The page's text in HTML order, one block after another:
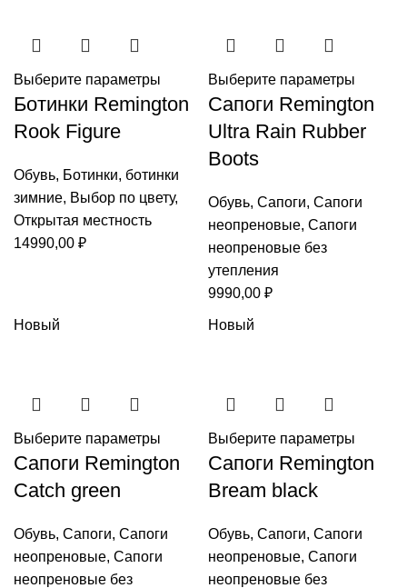
Выберите параметры
Ботинки Remington
Rook Figure
Обувь, Ботинки, ботинки
зимние, Выбор по цвету,
Открытая местность
14990,00 ₽
Выберите параметры
Сапоги Remington
Ultra Rain Rubber
Boots
Обувь, Сапоги, Сапоги
неопреновые, Сапоги
неопреновые без
утепления
9990,00 ₽
Новый
Выберите параметры
Сапоги Remington
Catch green
Обувь, Сапоги, Сапоги
неопреновые, Сапоги
неопреновые без
Новый
Выберите параметры
Сапоги Remington
Bream black
Обувь, Сапоги, Сапоги
неопреновые, Сапоги
неопреновые без